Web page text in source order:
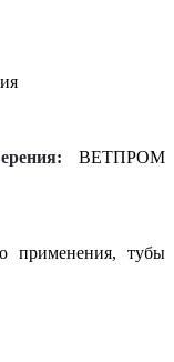
ВЕТПРОМ
применения, тубы